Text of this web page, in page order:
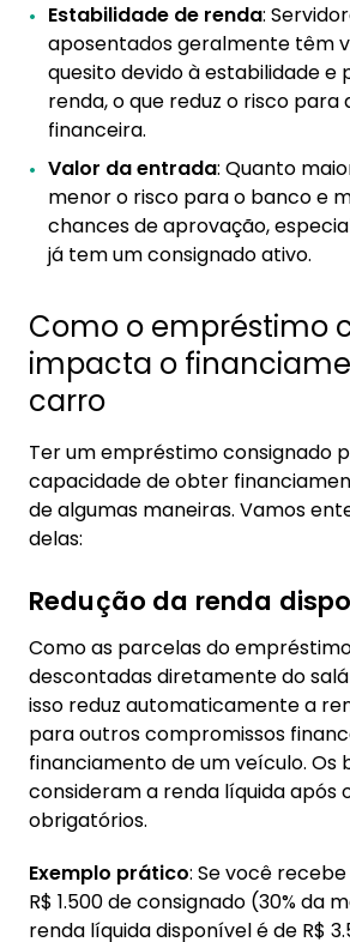
Estabilidade de renda:
aposentados geralmente têm
quesito devido à estabilidade e
renda, o que reduz o risco para
financeira.
Valor da entrada: Quanto
menor o risco para o banco e
chances de aprovação,
já tem um consignado ativo.
Como o empréstimo
impacta o
carro
Ter um empréstimo consignado
capacidade de obter
de algumas maneiras. Vamos
delas:
Redução da renda
Como as parcelas do
descontadas diretamente do
isso reduz automaticamente a
para outros compromissos
financiamento de um veículo. Os
consideram a renda líquida após
obrigatórios.
Exemplo prático: Se você
R$ 1.500 de consignado (30% da
renda líquida disponível é de R$